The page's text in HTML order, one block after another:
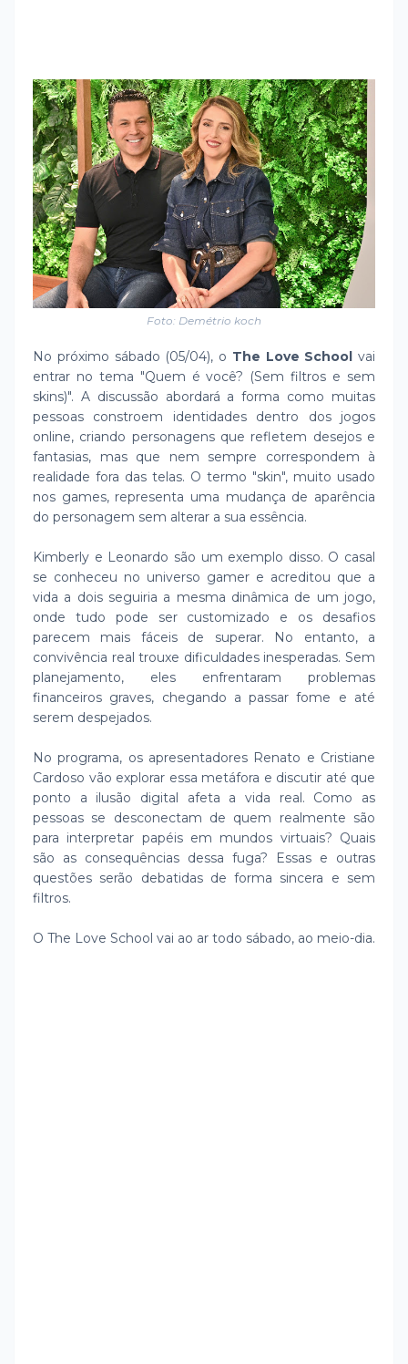
Foto: Demétrio koch
No próximo sábado (05/04), o The Love School vai
entrar no tema "Quem é você? (Sem filtros e sem
skins)". A discussão abordará a forma como muitas
pessoas constroem identidades dentro dos jogos
online, criando personagens que refletem desejos e
fantasias, mas que nem sempre correspondem à
realidade fora das telas. O termo "skin", muito usado
nos games, representa uma mudança de aparência
do personagem sem alterar a sua essência.
Kimberly e Leonardo são um exemplo disso. O casal
se conheceu no universo gamer e acreditou que a
vida a dois seguiria a mesma dinâmica de um jogo,
onde tudo pode ser customizado e os desafios
parecem mais fáceis de superar. No entanto, a
convivência real trouxe dificuldades inesperadas. Sem
planejamento, eles enfrentaram problemas
financeiros graves, chegando a passar fome e até
serem despejados.
No programa, os apresentadores Renato e Cristiane
Cardoso vão explorar essa metáfora e discutir até que
ponto a ilusão digital afeta a vida real. Como as
pessoas se desconectam de quem realmente são
para interpretar papéis em mundos virtuais? Quais
são as consequências dessa fuga? Essas e outras
questões serão debatidas de forma sincera e sem
filtros.
O The Love School vai ao ar todo sábado, ao meio-dia.